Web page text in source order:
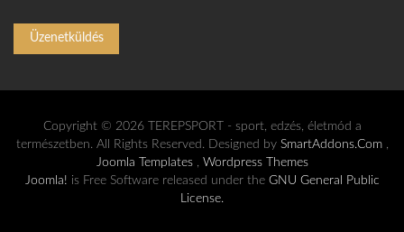
Üzenetküldés
Copyright © 2026 TEREPSPORT - sport, edzés, életmód a
természetben. All Rights Reserved. Designed by SmartAddons.Com,
Joomla Templates, Wordpress Themes
Joomla! is Free Software released under the GNU General Public
License.